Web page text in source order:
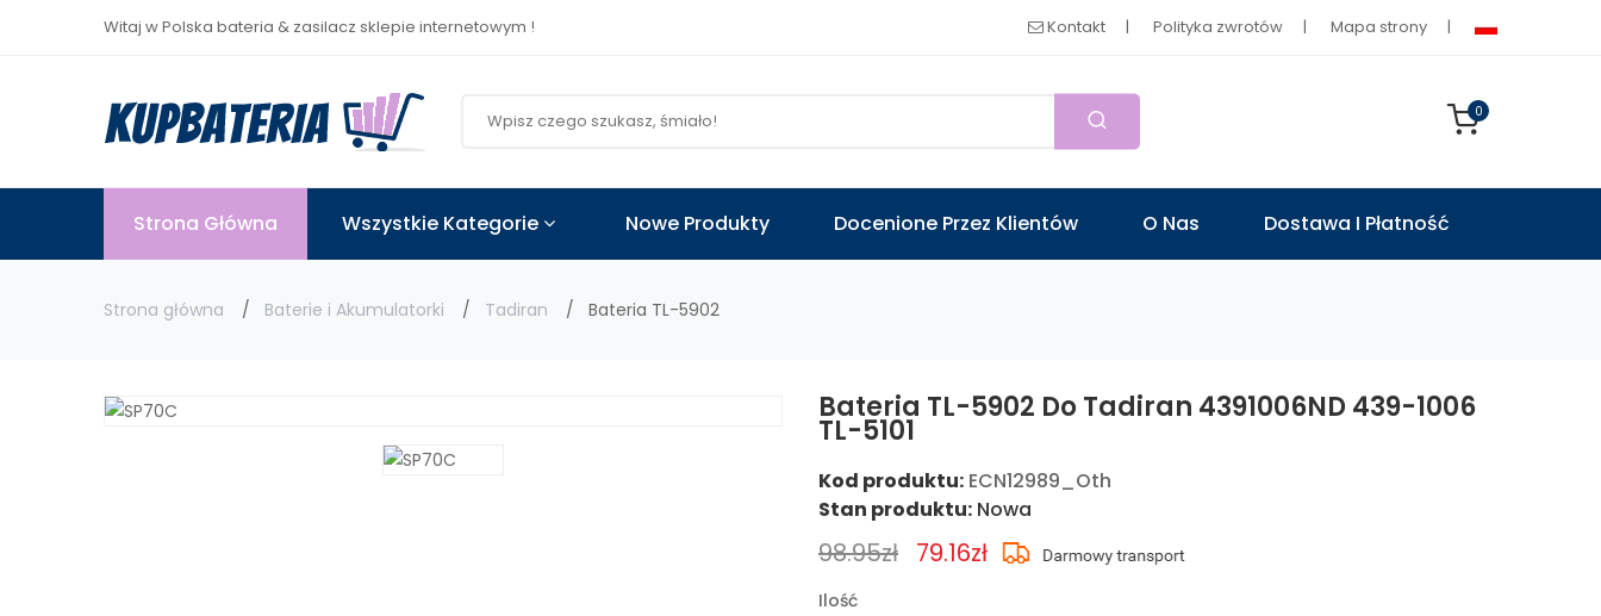
Witaj w Polska bateria & zasilacz sklepie internetowym ! Kontakt Polityka zwrotów Mapa strony
0
Strona Główna Wszystkie Kategorie Nowe Produkty Docenione Przez Klientów O Nas Dostawa I Płatność
Strona główna Baterie i Akumulatorki Tadiran Bateria TL-5902
Bateria TL-5902 Do Tadiran 4391006ND 439-1006
TL-5101
Kod produktu: ECN12989_Oth
Stan produktu: Nowa
98.95zł 79.16zł
Ilość